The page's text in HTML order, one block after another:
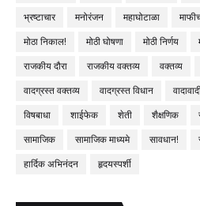
भ्रष्टाचार
मनोरंजन महाघोटाळा
मोठा निकाल!
मोठी घोषणा मोठी निर्णय
राजकीय दौरा
राजकीय वक्तव्य वक्तव्य
वादग्रस्त वक्तव्य
वादग्रस्त विधान
विषबाधा
शाईफेक शेती शैक्षणिक
सामाजिक
सामाजिक माध्यमे सावधान!
हार्दिक अभिनंदन
हृदयस्पर्शी